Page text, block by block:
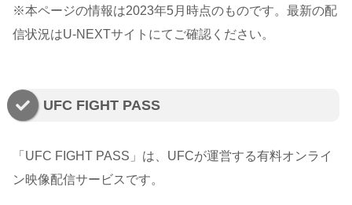
※本ページの情報は2023年5月時点のものです。最新の配
信状況はU-NEXTサイトにてご確認ください。
UFC FIGHT PASS
「UFC FIGHT PASS」は、UFCが運営する有料オンライ
ン映像配信サービスです。